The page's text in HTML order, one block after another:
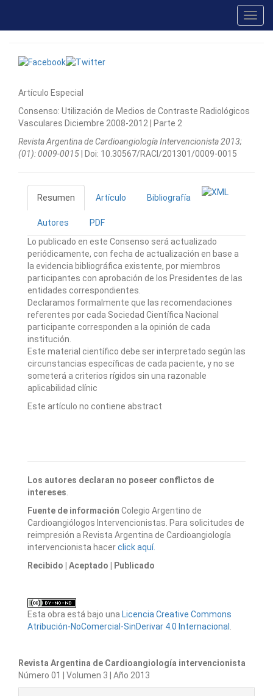
Artículo Especial
Consenso: Utilización de Medios de Contraste Radiológicos
Vasculares Diciembre 2008-2012 | Parte 2
Revista Argentina de Cardioangiologí­a Intervencionista 2013;
(01): 0009-0015 | Doi: 10.30567/RACI/201301/0009-0015
Resumen Artículo Bibliografía
Autores
PDF
Lo publicado en este Consenso será actualizado
periódicamente, con fecha de actualización en base a
la evidencia bibliográfica existente, por miembros
participantes con aprobación de los Presidentes de las
entidades correspondientes.
Declaramos formalmente que las recomendaciones
referentes por cada Sociedad Científica Nacional
participante corresponden a la opinión de cada
institución.
Este material científico debe ser interpretado según las
circunstancias específicas de cada paciente, y no se
someterá a criterios rígidos sin una razonable
aplicabilidad clínic
Este artículo no contiene abstract
Los autores declaran no poseer conflictos de
intereses.
Fuente de información Colegio Argentino de
Cardioangiólogos Intervencionistas. Para solicitudes de
reimpresión a Revista Argentina de Cardioangiología
intervencionista hacerclick aquí.
Recibido
| Aceptado | Publicado
Esta obra está bajo una Licencia Creative Commons
Atribución-NoComercial-SinDerivar 4.0 Internacional .
Revista Argentina de Cardioangiología intervencionista
Número 01 | Volumen 3 | Año 2013